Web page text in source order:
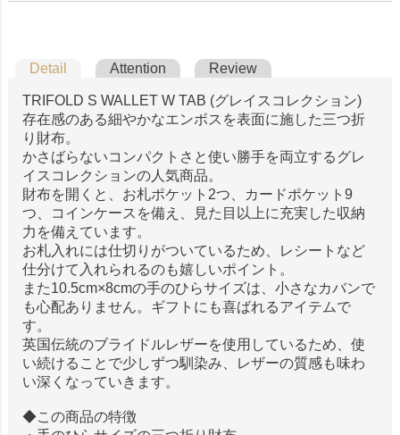
Detail Attention Review
TRIFOLD S WALLET W TAB (グレイスコレクション)
存在感のある細やかなエンボスを表面に施した三つ折
り財布。
かさばらないコンパクトさと使い勝手を両立するグレ
イスコレクションの人気商品。
財布を開くと、お札ポケット2つ、カードポケット9
つ、コインケースを備え、見た目以上に充実した収納
力を備えています。
お札入れには仕切りがついているため、レシートなど
仕分けて入れられるのも嬉しいポイント。
また10.5cm×8cmの手のひらサイズは、小さなカバンで
も心配ありません。ギフトにも喜ばれるアイテムで
す。
英国伝統のブライドルレザーを使用しているため、使
い続けることで少しずつ馴染み、レザーの質感も味わ
い深くなっていきます。
◆この商品の特徴